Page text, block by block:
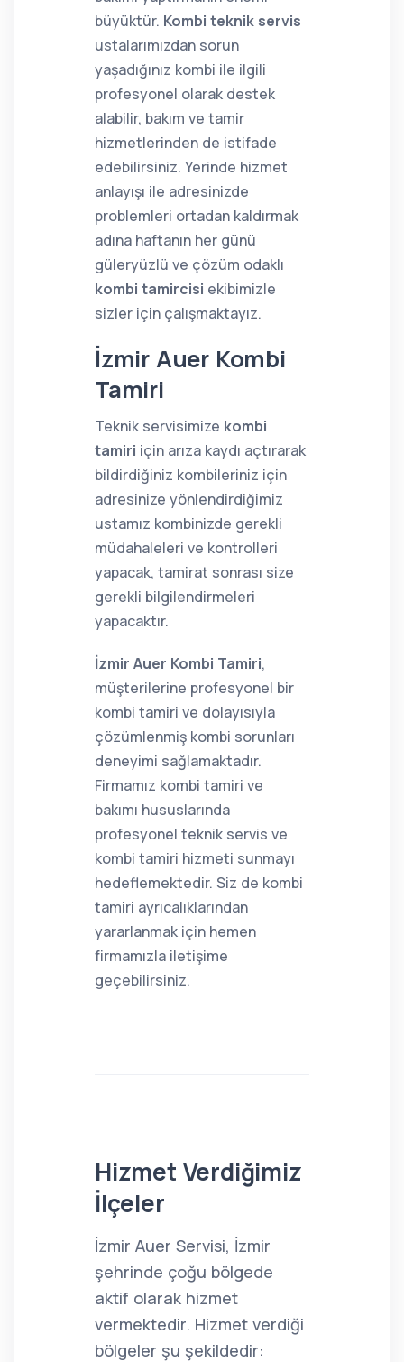
büyüktür. Kombi teknik servis
ustalarımızdan sorun
yaşadığınız kombi ile ilgili
profesyonel olarak destek
alabilir, bakım ve tamir
hizmetlerinden de istifade
edebilirsiniz. Yerinde hizmet
anlayışı ile adresinizde
problemleri ortadan kaldırmak
adına haftanın her günü
güleryüzlü ve çözüm odaklı
kombi tamircisi ekibimizle
sizler için çalışmaktayız.
İzmir Auer Kombi
Tamiri
Teknik servisimize kombi
tamiri için arıza kaydı açtırarak
bildirdiğiniz kombileriniz için
adresinize yönlendirdiğimiz
ustamız kombinizde gerekli
müdahaleleri ve kontrolleri
yapacak, tamirat sonrası size
gerekli bilgilendirmeleri
yapacaktır.
İzmir Auer Kombi Tamiri,
müşterilerine profesyonel bir
kombi tamiri ve dolayısıyla
çözümlenmiş kombi sorunları
deneyimi sağlamaktadır.
Firmamız kombi tamiri ve
bakımı hususlarında
profesyonel teknik servis ve
kombi tamiri hizmeti sunmayı
hedeflemektedir. Siz de kombi
tamiri ayrıcalıklarından
yararlanmak için hemen
firmamızla iletişime
geçebilirsiniz.
Hizmet Verdiğimiz
İlçeler
İzmir Auer Servisi, İzmir
şehrinde çoğu bölgede
aktif olarak hizmet
vermektedir. Hizmet verdiği
bölgeler şu şekildedir: